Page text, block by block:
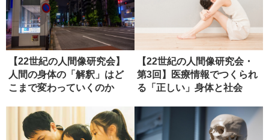
【22世紀の人間像研究会】
人間の身体の「解釈」はど
こまで変わっていくのか
【22世紀の人間像研究会・
第3回】医療情報でつくられ
る「正しい」身体と社会